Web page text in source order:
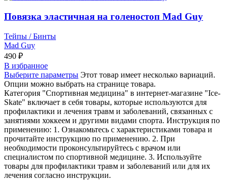
Повязка эластичная на голеностоп Mad Guy
Тейпы / Бинты
Mad Guy
490 ₽
В избранное
Выберите параметры Этот товар имеет несколько вариаций.
Опции можно выбрать на странице товара.
Категория "Спортивная медицина" в интернет-магазине "Ice-
Skate" включает в себя товары, которые используются для
профилактики и лечения травм и заболеваний, связанных с
занятиями хоккеем и другими видами спорта. Инструкция по
применению: 1. Ознакомьтесь с характеристиками товара и
прочитайте инструкцию по применению. 2. При
необходимости проконсультируйтесь с врачом или
специалистом по спортивной медицине. 3. Используйте
товары для профилактики травм и заболеваний или для их
лечения согласно инструкции.